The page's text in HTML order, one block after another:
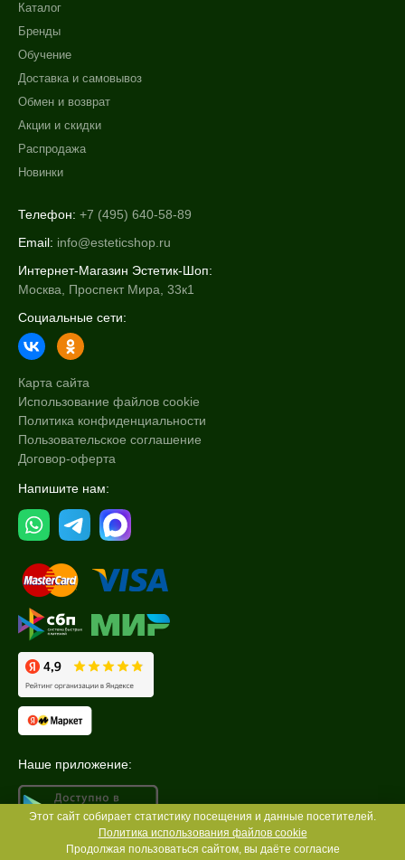
Каталог
Бренды
Обучение
Доставка и самовывоз
Обмен и возврат
Акции и скидки
Распродажа
Новинки
Телефон: +7 (495) 640-58-89
Email: info@esteticshop.ru
Интернет-Магазин Эстетик-Шоп:
Москва, Проспект Мира, 33к1
Социальные сети:
Карта сайта
Использование файлов cookie
Политика конфиденциальности
Пользовательское соглашение
Договор-оферта
Напишите нам:
Наше приложение:
Этот сайт собирает статистику посещения и данные посетителей.
Политика использования файлов cookie
Продолжая пользоваться сайтом, вы даёте согласие